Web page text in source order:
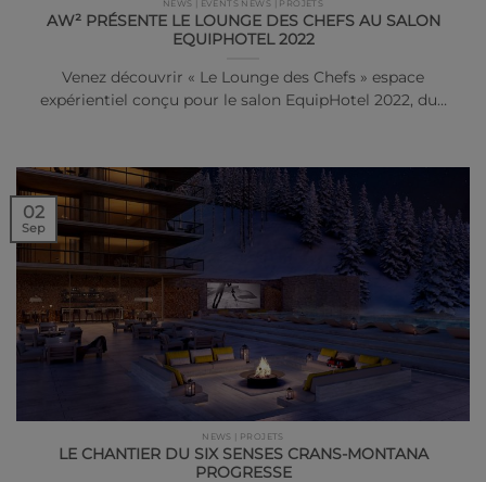
NEWS | EVENTS NEWS | PROJETS
AW² PRÉSENTE LE LOUNGE DES CHEFS AU SALON
EQUIPHOTEL 2022
Venez découvrir « Le Lounge des Chefs » espace
expérientiel conçu pour le salon EquipHotel 2022, du…
NEWS | PROJETS
LE CHANTIER DU SIX SENSES CRANS-MONTANA
PROGRESSE
02
Sep